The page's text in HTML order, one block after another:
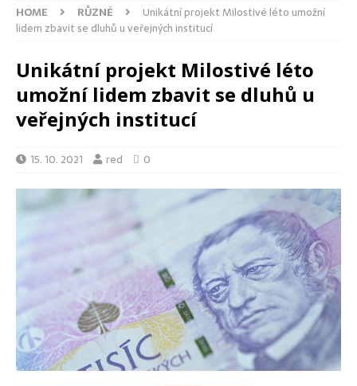
HOME RŮZNÉ
Unikátní projekt Milostivé léto umožní
lidem zbavit se dluhů u veřejných institucí
Unikátní projekt Milostivé léto
umožní lidem zbavit se dluhů u
veřejných institucí
15. 10. 2021 red 0